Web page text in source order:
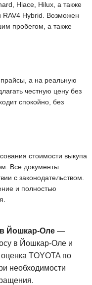
Hiace, Hilux, а также
RAV4 Hybrid. Возможен
пробегом, а также
а на реальную
честную цену без
спокойно, без
стоимости выкупа
Все документы
с законодательством.
и полностью
Йошкар-Оле—
в Йошкар-Оле и
TOYOTA по
необходимости